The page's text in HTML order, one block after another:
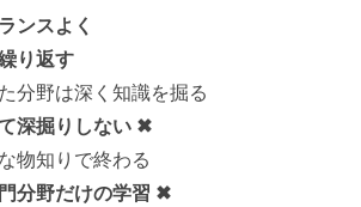
ンスよく
り返す
野は深く知識を掘る
深掘りしない ✖
知りで終わる
分野だけの学習 ✖